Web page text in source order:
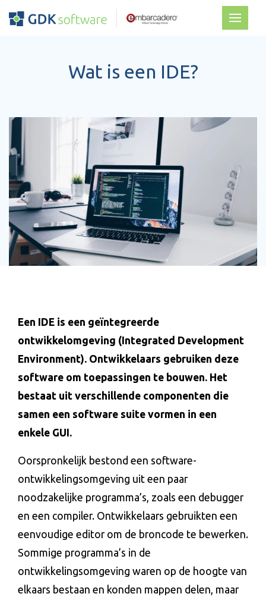
Wat is een IDE?
Een IDE is een geïntegreerde
ontwikkelomgeving (Integrated Development
Environment). Ontwikkelaars gebruiken deze
software om toepassingen te bouwen. Het
bestaat uit verschillende componenten die
samen een software suite vormen in een
enkele GUI.
Oorspronkelijk bestond een software-
ontwikkelingsomgeving uit een paar
noodzakelijke programma’s, zoals een debugger
en een compiler. Ontwikkelaars gebruikten een
eenvoudige editor om de broncode te bewerken.
Sommige programma’s in de
ontwikkelingsomgeving waren op de hoogte van
elkaars bestaan en konden mappen delen, maar